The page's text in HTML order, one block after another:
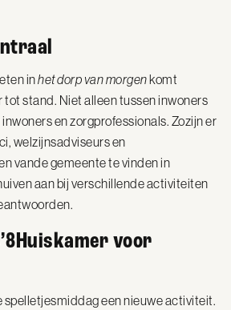
inhet dorp van morgenkomt
stand. Niet alleen tussen inwoners
en zorgprofessionals. Zozijn er
welzijnsadviseurs en
vande gemeente te vinden in
aan bij verschillende activiteiten
voor
spelletjesmiddag een nieuwe activiteit.